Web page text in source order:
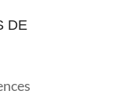
DE